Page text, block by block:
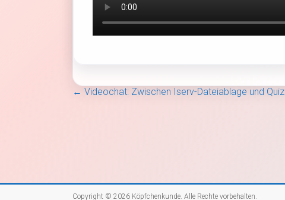
← Videochat: Zwischen Iserv-Dateiablage und Quiz
Copyright © 2026 Köpfchenkunde. Alle Rechte vorbehalten.